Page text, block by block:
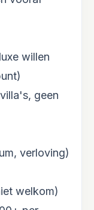
willen
geen
verloving)
welkom)